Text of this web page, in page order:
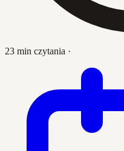
23 min czytania ·